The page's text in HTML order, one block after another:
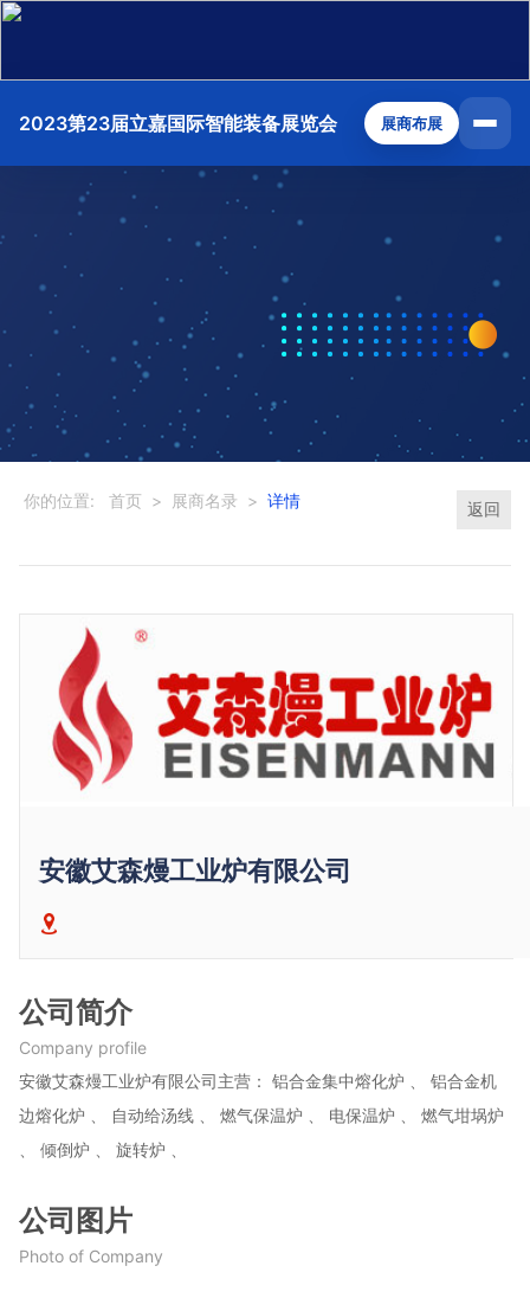
2023第23届立嘉国际智能装备展览会 展商布展
你的位置: 首页 > 展商名录 > 详情 返回
安徽艾森熳工业炉有限公司
公司简介
Company profile
安徽艾森熳工业炉有限公司主营： 铝合金集中熔化炉 、 铝合金机
边熔化炉 、 自动给汤线 、 燃气保温炉 、 电保温炉 、 燃气坩埚炉
、 倾倒炉 、 旋转炉 、
公司图片
Photo of Company